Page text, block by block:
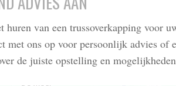
huren van een trussoverkapping voor
met ons op voor persoonlijk advies
de juiste opstelling en